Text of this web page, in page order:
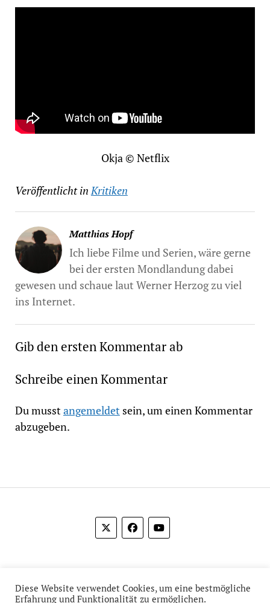
Okja © Netflix
Veröffentlicht in Kritiken
Matthias Hopf
Ich liebe Filme und Serien, wäre gerne
bei der ersten Mondlandung dabei
gewesen und schaue laut Werner Herzog zu viel
ins Internet.
Gib den ersten Kommentar ab
Schreibe einen Kommentar
Du musst angemeldet sein, um einen Kommentar
abzugeben.
Diese Website verwendet Cookies, um eine bestmögliche
Erfahrung und Funktionalität zu ermöglichen.